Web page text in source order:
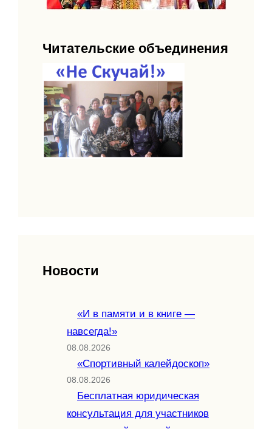
Читательские объединения
Новости
«И в памяти и в книге —
навсегда!»
08.08.2026
«Спортивный калейдоскоп»
08.08.2026
Бесплатная юридическая
консультация для участников